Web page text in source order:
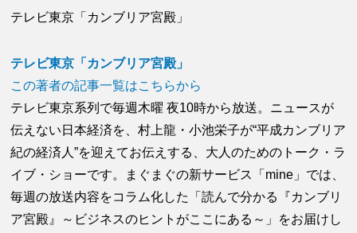
テレビ東京「カンブリア宮殿」
テレビ東京「カンブリア宮殿」
この著者の記事一覧はこちらから
テレビ東京系列で毎週木曜 夜10時から放送。ニュースが
伝えない日本経済を、村上龍・小池栄子が“平成カンブリア
紀の経済人”を迎えてお伝えする、大人のためのトーク・ラ
イブ・ショーです。まぐまぐの新サービス「mine」では、
毎週の放送内容をコラム化した「読んで分かる『カンブリ
ア宮殿』～ビジネスのヒントがここにある～」をお届けし